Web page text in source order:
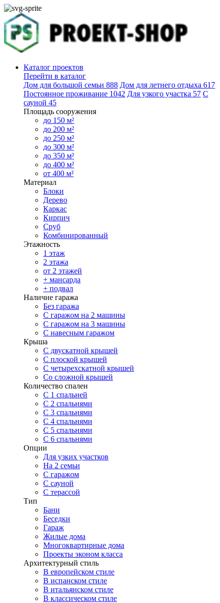
Каталог проектов
Перейти в каталог
Дом для большой семьи 888 Дом для летнего отдыха 617
Постоянное проживание 1042 Для узкого участка 57 С
сауной 45
Площадь сооружения
до 150 м²
до 200 м²
до 250 м²
до 300 м²
до 350 м²
до 400 м²
от 400 м²
Материал
Блоки
Дерево
Каркас
Кирпич
Сруб
Комбинированный
Этажность
1 этаж
2 этажа
от 2 этажей
+ мансарда
+ подвал
Наличие гаража
Без гаража
С гаражом на 2 машины
С гаражом на 3 машины
С навесным гаражом
Крыша
С двускатной крышей
С плоской крышей
С четырехскатной крышей
Со сложной крышей
Количество спален
С 1 спальней
С 2 спальнями
С 3 спальнями
С 4 спальнями
С 5 спальнями
С 6 спальнями
Опции
Для узких участков
На 2 семьи
С гаражом
С сауной
С терассой
Тип
Бани
Беседки
Гараж
Жилые дома
Многоквартирные дома
Проекты эконом класса
Архитектурный стиль
В европейском стиле
В испанском стиле
В итальянском стиле
В классическом стиле